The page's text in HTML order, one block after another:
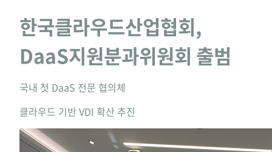
한국클라우드산업협회,
DaaS지원분과위원회 출범
국내 첫 DaaS 전문 협의체
클라우드 기반 VDI 확산 추진